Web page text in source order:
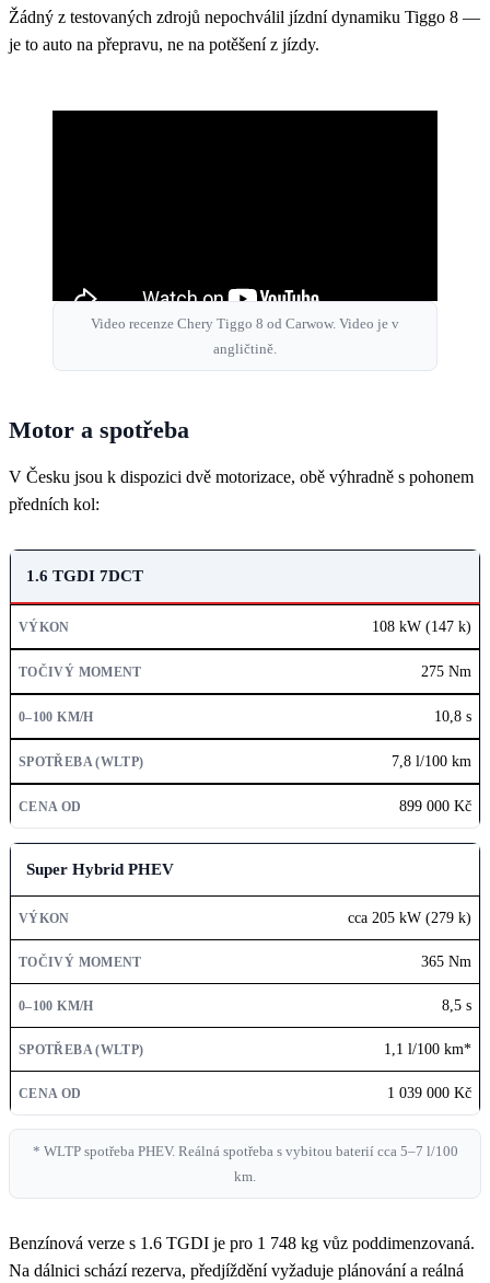
Žádný z testovaných zdrojů nepochválil jízdní dynamiku Tiggo 8 —
je to auto na přepravu, ne na potěšení z jízdy.
Video recenze Chery Tiggo 8 od Carwow. Video je v
angličtině.
Motor a spotřeba
V Česku jsou k dispozici dvě motorizace, obě výhradně s pohonem
předních kol:
MOTOR
VÝKON
TOČIVÝ MOMENT
0–100 KM/H
SPOTŘEBA (WLTP)
1.6 TGDI 7DCT
108 kW (147 k)
275 Nm
10,8 s
7,8 l/100 km
899 000 Kč
Super Hybrid PHEV
cca 205 kW (279 k)
365 Nm
8,5 s
1,1 l/100 km*
1 039 000 Kč
* WLTP spotřeba PHEV. Reálná spotřeba s vybitou baterií cca 5–7 l/100
km.
Benzínová verze s 1.6 TGDI je pro 1 748 kg vůz poddimenzovaná.
Na dálnici schází rezerva, předjíždění vyžaduje plánování a reálná